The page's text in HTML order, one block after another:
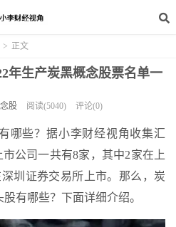
> 正文
年生产炭黑概念股票名单一
股 阅读(5040) 评论(0)
哪些？据小李财经视角收集汇
公司一共有8家，其中2家在上
圳证券交易所上市。那么，炭
有哪些？下面详细介绍。